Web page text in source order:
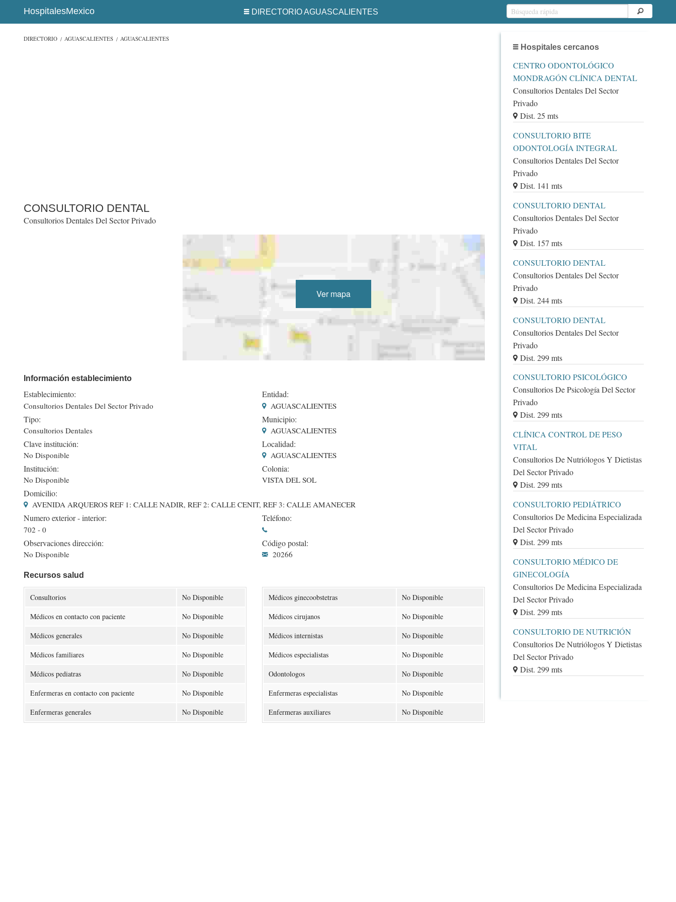
HospitalesMexico DIRECTORIO AGUASCALIENTES
DIRECTORIO AGUASCALIENTES AGUASCALIENTES
CONSULTORIO DENTAL
Consultorios Dentales Del Sector Privado
Ver mapa
Información establecimiento
Establecimiento:
Consultorios Dentales Del Sector Privado
Tipo:
Consultorios Dentales
Clave institución:
No Disponible
Institución:
No Disponible
Entidad:
AGUASCALIENTES
Municipio:
AGUASCALIENTES
Localidad:
AGUASCALIENTES
Colonia:
VISTA DEL SOL
Domicilio:
AVENIDA ARQUEROS REF 1: CALLE NADIR, REF 2: CALLE CENIT, REF 3: CALLE AMANECER
Numero exterior - interior:
702 - 0
Observaciones dirección:
No Disponible
Teléfono:
Código postal:
20266
Recursos salud
Consultorios
No Disponible
Médicos en contacto con paciente
No Disponible
Médicos generales
No Disponible
Médicos familiares
No Disponible
Médicos pediatras
No Disponible
Enfermeras en contacto con paciente
No Disponible
Enfermeras generales
No Disponible
Médicos ginecoobstetras
No Disponible
Médicos cirujanos
No Disponible
Médicos internistas
No Disponible
Médicos especialistas
No Disponible
Odontologos
No Disponible
Enfermeras especialistas
No Disponible
Enfermeras auxiliares
No Disponible
Hospitales cercanos
CENTRO ODONTOLÓGICO
MONDRAGÓN CLÍNICA DENTAL
Consultorios Dentales Del Sector
Privado
Dist. 25 mts
CONSULTORIO BITE
ODONTOLOGÍA INTEGRAL
Consultorios Dentales Del Sector
Privado
Dist. 141 mts
CONSULTORIO DENTAL
Consultorios Dentales Del Sector
Privado
Dist. 157 mts
CONSULTORIO DENTAL
Consultorios Dentales Del Sector
Privado
Dist. 244 mts
CONSULTORIO DENTAL
Consultorios Dentales Del Sector
Privado
Dist. 299 mts
CONSULTORIO PSICOLÓGICO
Consultorios De Psicología Del Sector
Privado
Dist. 299 mts
CLÍNICA CONTROL DE PESO
VITAL
Consultorios De Nutriólogos Y Dietistas
Del Sector Privado
Dist. 299 mts
CONSULTORIO PEDIÁTRICO
Consultorios De Medicina Especializada
Del Sector Privado
Dist. 299 mts
CONSULTORIO MÉDICO DE
GINECOLOGÍA
Consultorios De Medicina Especializada
Del Sector Privado
Dist. 299 mts
CONSULTORIO DE NUTRICIÓN
Consultorios De Nutriólogos Y Dietistas
Del Sector Privado
Dist. 299 mts